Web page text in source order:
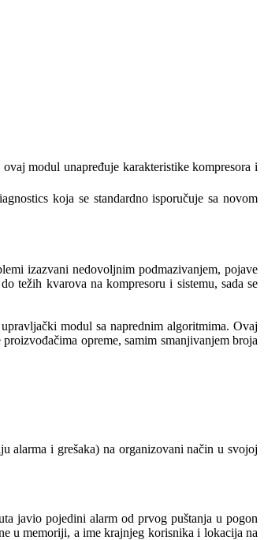
modul unapređuje karakteristike kompresora i
koja se standardno isporučuje sa novom
izazvani nedovoljnim podmazivanjem, pojave
težih kvarova na kompresoru i sistemu, sada se
modul sa naprednim algoritmima. Ovaj
opreme, samim smanjivanjem broja
alarma i grešaka) na organizovani način u svojoj
javio pojedini alarm od prvog puštanja u pogon
u memoriji, a ime krajnjeg korisnika i lokacija na